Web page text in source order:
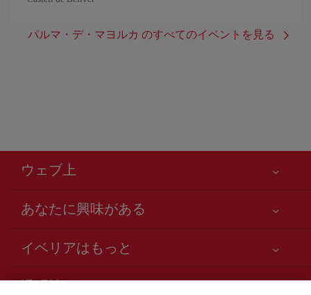
パルマ・デ・マヨルカ のすべてのイベントを見る
ウェブ上
あなたに興味がある
アクセシビリティの宣言
サービスのお約束
イベリアはもっと
透明性